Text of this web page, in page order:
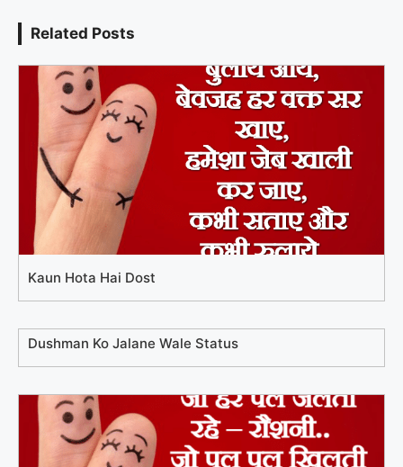
Related Posts
Kaun Hota Hai Dost
Dushman Ko Jalane Wale Status